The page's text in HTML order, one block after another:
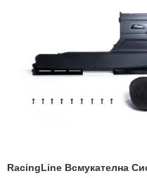
RacingLine Всмукателна